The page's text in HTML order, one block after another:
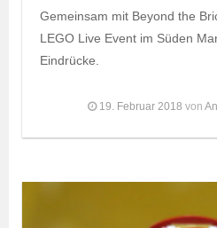
Gemeinsam mit Beyond the
LEGO Live Event im Süden
Eindrücke.
19. Februar 2018 von